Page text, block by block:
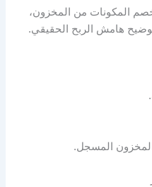
المكونات من المخزون،
هامش الربح الحقيقي.
المسجل.